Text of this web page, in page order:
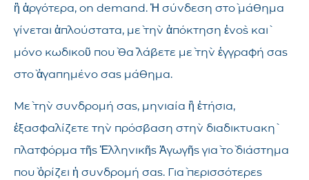
ἢ ἀργότερα, on demand. Ἡ σύνδεση στὸ μάθημα
γίνεται ἁπλούστατα, μὲ τὴν ἀπόκτηση ἑνὸς καὶ
μόνο κωδικοῦ ποὺ θὰ λάβετε μὲ τὴν ἐγγραφή σας
στὸ ἀγαπημένο σας μάθημα.
Μὲ τὴν συνδρομή σας, μηνιαία ἢ ἐτήσια,
ἐξασφαλίζετε τὴν πρόσβαση στὴν διαδικτυακὴ
πλατφόρμα τῆς Ἑλληνικῆς Ἀγωγῆς γιὰ τὸ διάστημα
ποὺ ὁρίζει ἡ συνδρομή σας. Γιὰ περισσότερες